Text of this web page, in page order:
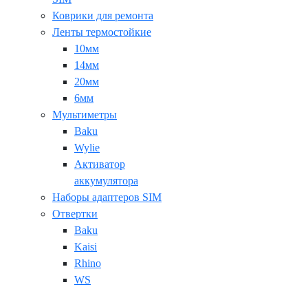
Коврики для ремонта
Ленты термостойкие
10мм
14мм
20мм
6мм
Мультиметры
Baku
Wylie
Активатор
аккумулятора
Наборы адаптеров SIM
Отвертки
Baku
Kaisi
Rhino
WS